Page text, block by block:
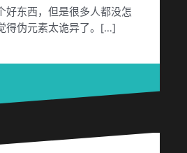
好东西，但是很多人都没怎
得伪元素太诡异了。[…]